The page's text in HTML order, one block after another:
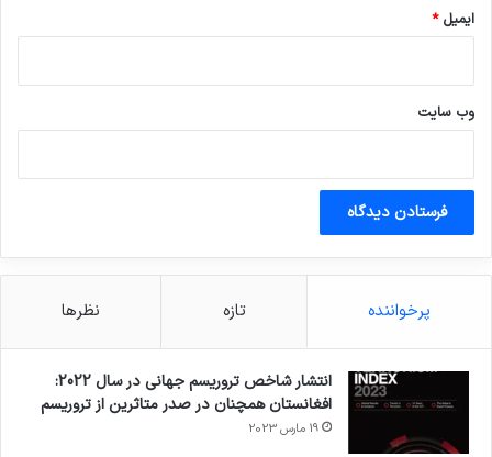
ایمیل*
وب‌ سایت
پرخواننده تازه نظرها
انتشار شاخص تروریسم جهانی در سال 2022:
افغانستان همچنان در صدر متاثرین از تروریسم
19 مارس 2023